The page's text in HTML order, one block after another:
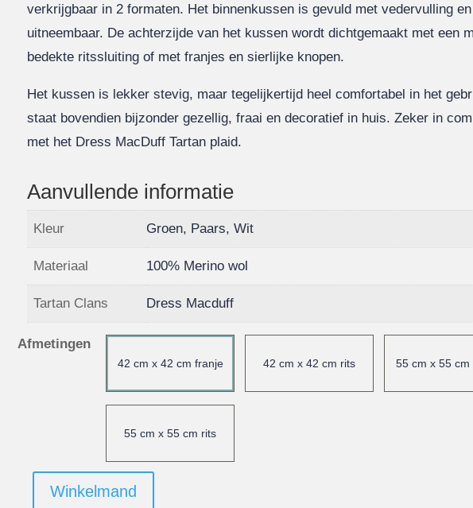
verkrijgbaar in 2 formaten. Het binnenkussen is gevuld met vedervulling
uitneembaar. De achterzijde van het kussen wordt dichtgemaakt met een
bedekte ritssluiting of met franjes en sierlijke knopen.
Het kussen is lekker stevig, maar tegelijkertijd heel comfortabel in het
staat bovendien bijzonder gezellig, fraai en decoratief in huis. Zeker in
met het Dress MacDuff Tartan plaid.
Aanvullende informatie
Kleur Groen, Paars, Wit
Materiaal 100% Merino wol
Tartan Clans Dress Macduff
Afmetingen
42 cm x 42 cm franje 42 cm x 42 cm rits 55 cm x 55 cm
55 cm x 55 cm rits
Winkelmand